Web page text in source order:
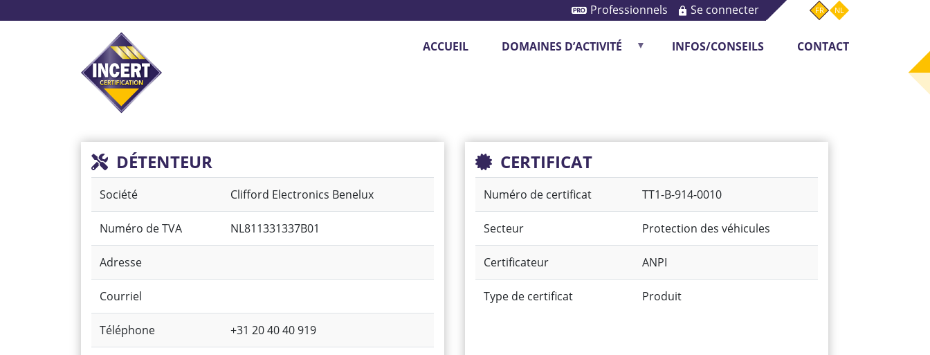
au
Professionnels Se connecter FR NL
ACCUEIL DOMAINES D’ACTIVITÉ INFOS/CONSEILS CONTACT
DÉTENTEUR
Société Clifford Electronics Benelux
Numéro de TVA NL811331337B01
Adresse
Courriel
Téléphone +31 20 40 40 919
CERTIFICAT
Numéro de certificat TT1-B-914-0010
Secteur Protection des véhicules
Certificateur ANPI
Type de certificat Produit